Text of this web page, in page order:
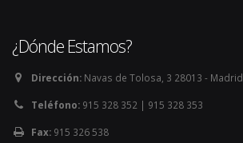
¿Dónde Estamos?
Dirección: Navas de Tolosa, 3 28013 - Madrid
Teléfono: 915 328 352 | 915 328 353
Fax: 915 326 538